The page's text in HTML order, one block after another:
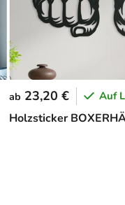
Holzsticker
ab 23,20 € Auf